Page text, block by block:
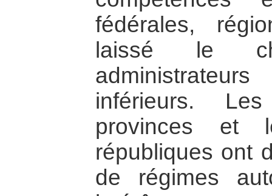
fédérales,
laissé le
inférieurs.
provinces et
républiques ont
de régimes